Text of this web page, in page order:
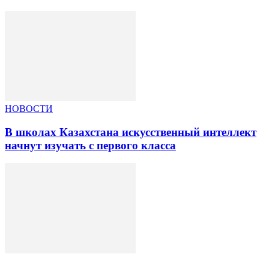
НОВОСТИ
В школах Казахстана искусственный интеллект
начнут изучать с первого класса